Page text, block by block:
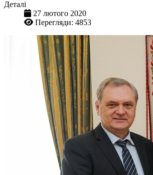
Деталі
27 лютого 2020
Перегляди: 4853